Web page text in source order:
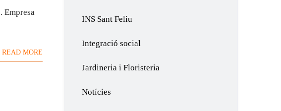
Empresa
READ MORE
INS Sant Feliu
Integració social
Jardineria i Floristeria
Notícies